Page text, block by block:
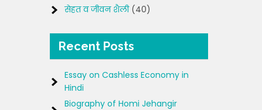
सेहत व जीवन शैली(40)
Recent Posts
Essay on Cashless Economy in
Hindi
Biography of Homi Jehangir